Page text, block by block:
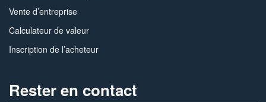
Vente d’entreprise
Calculateur de valeur
Inscription de l’acheteur
Rester en contact